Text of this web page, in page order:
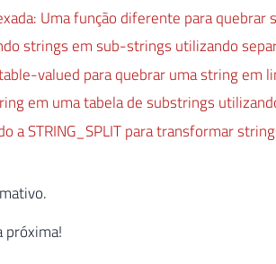
Uma função diferente para
strings em sub-strings utilizando
valued para quebrar uma string em
em uma tabela de substrings
a STRING_SPLIT para transformar
próxima!